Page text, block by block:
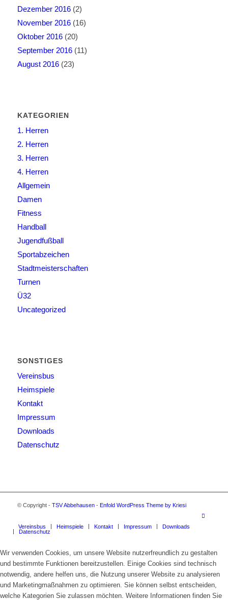
Dezember 2016(2)
November 2016(16)
Oktober 2016(20)
September 2016(11)
August 2016(23)
KATEGORIEN
1. Herren
2. Herren
3. Herren
4. Herren
Allgemein
Damen
Fitness
Handball
Jugendfußball
Sportabzeichen
Stadtmeisterschaften
Turnen
Ü32
Uncategorized
SONSTIGES
Vereinsbus
Heimspiele
Kontakt
Impressum
Downloads
Datenschutz
© Copyright - TSV Abbehausen- Enfold WordPress Theme by Kriesi
Vereinsbus Heimspiele Kontakt Impressum
Downloads
Datenschutz
Wir verwenden Cookies, um unsere Website nutzerfreundlich zu gestalten
und bestimmte Funktionen bereitzustellen. Einige Cookies sind technisch
notwendig, andere helfen uns, die Nutzung unserer Website zu analysieren
und Marketingmaßnahmen zu optimieren. Sie können selbst entscheiden,
welche Kategorien Sie zulassen möchten. Weitere Informationen finden Sie